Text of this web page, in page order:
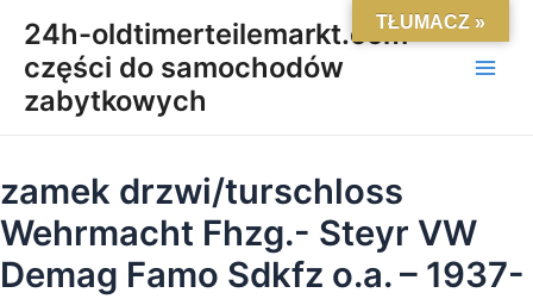
content
24h-oldtimerteilemarkt.com-
części do samochodów
zabytkowych
Main
zamek drzwi/turschloss
Wehrmacht Fhzg.- Steyr VW
Demag Famo Sdkfz o.a. – 1937-
TŁUMACZ »